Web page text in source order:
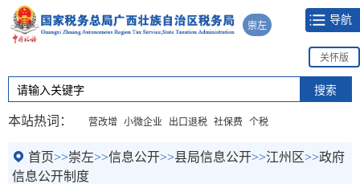
崇左
导航
关怀版
本站热词： 营改增 小微企业 出口退税 社保费 个税
首页>>崇左>>信息公开>>县局信息公开>>江州区>>政府
信息公开制度